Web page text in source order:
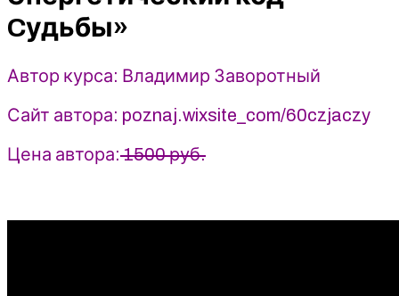
-
Владимир
Заворотный
(2024)
Cудьбы»
Автор курса: Владимир Заворотный
Сайт автора: poznaj.wixsite_com/60czjaczy
Цена автора:1500 руб.